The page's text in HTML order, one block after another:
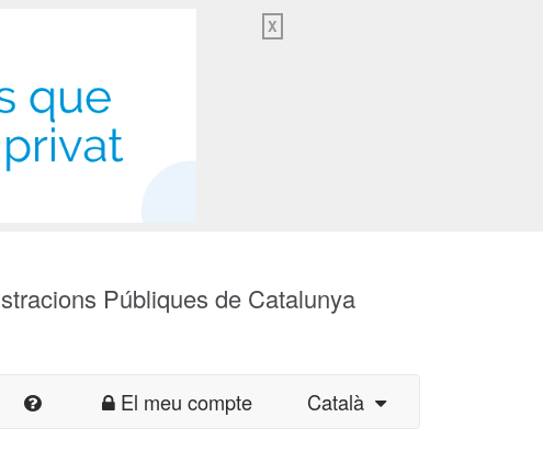
X
Públiques de Catalunya
El meu compte Català